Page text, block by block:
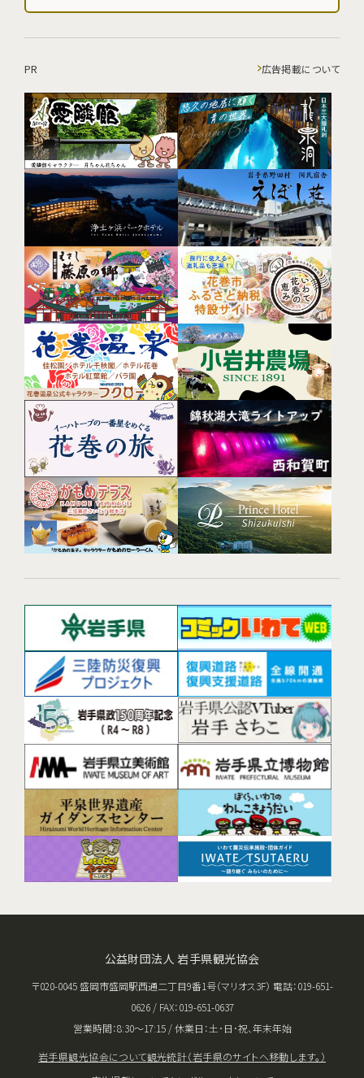
PR 広告掲載について
公益財団法人 岩手県観光協会
〒020-0045 盛岡市盛岡駅西通二丁目9番1号（マリオス3F） 電話：019-651-
0626 / FAX：019-651-0637
営業時間：8:30〜17:15 / 休業日：土･日･祝、年末年始
岩手県観光協会について観光統計（岩手県のサイトへ移動します。）